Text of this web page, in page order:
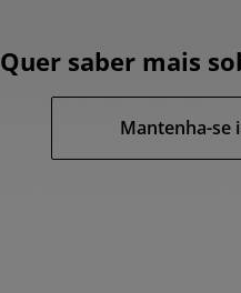
Quer saber mais
Mantenha-se